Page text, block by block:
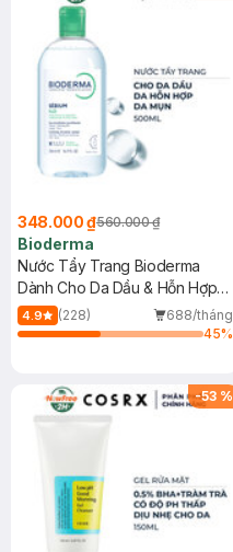
348.000 ₫560.000 ₫
Bioderma
Nước Tẩy Trang Bioderma
Dành Cho Da Dầu & Hỗn Hợp
500ml
4.9 (228)
688/tháng
45%
-53 %